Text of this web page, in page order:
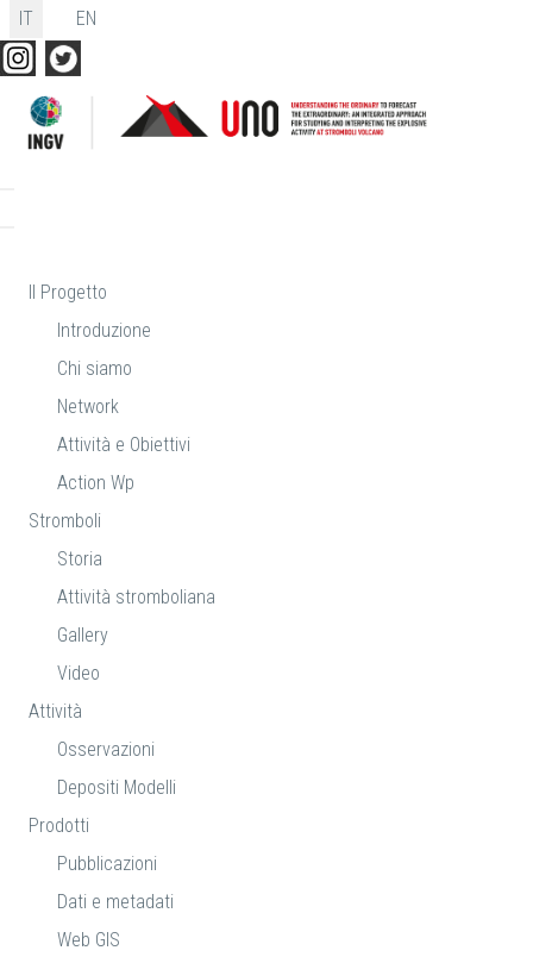
Seleziona la tua lingua
IT EN
Il Progetto
Introduzione
Chi siamo
Network
Attività e Obiettivi
Action Wp
Stromboli
Storia
Attività stromboliana
Gallery
Video
Attività
Osservazioni
Depositi Modelli
Prodotti
Pubblicazioni
Dati e metadati
Web GIS